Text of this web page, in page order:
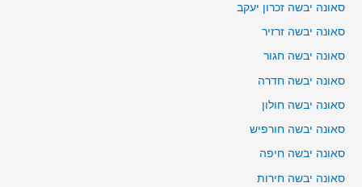
סאונה יבשה זכרון יעקב
סאונה יבשה זרזיר
סאונה יבשה חגור
סאונה יבשה חדרה
סאונה יבשה חולון
סאונה יבשה חורפיש
סאונה יבשה חיפה
סאונה יבשה חירות